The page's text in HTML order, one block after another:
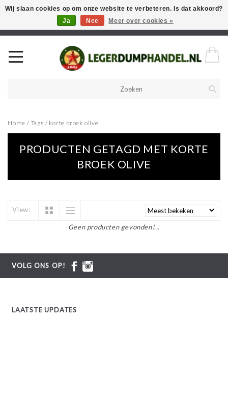
Welkom in onze webshop! Als u een product zoekt en deze niet kan
vinden in de webwinkel, neem vooral contact op!
Home / Tags / korte broek olive
PRODUCTEN GETAGD MET KORTE
BROEK OLIVE
View:
Geen producten gevonden!...
VOLG ONS OP!
LAATSTE UPDATES
Wij slaan cookies op om onze website te verbeteren. Is dat akkoord?
Ja
Nee Meer over cookies »